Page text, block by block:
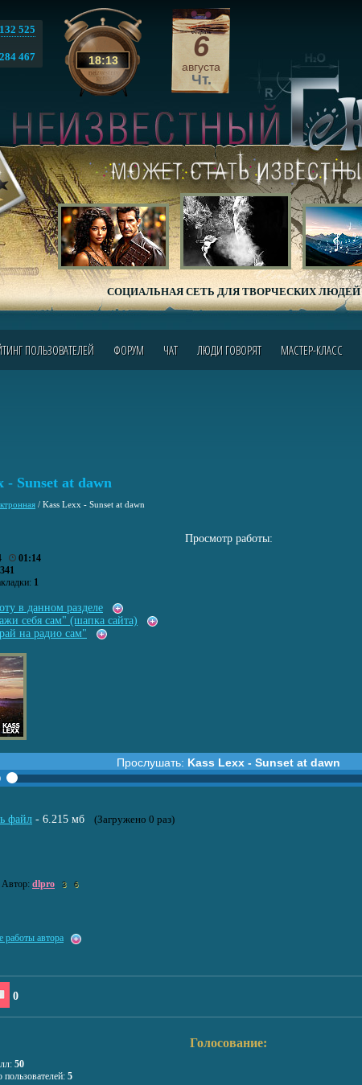
18:13
132 525
467 6
августа
Чт.
СОЦИАЛЬНАЯ СЕТЬ ДЛЯ ТВОРЧЕСКИХ ЛЮДЕЙ
ПОЛЬЗОВАТЕЛЕЙ ФОРУМ ЧАТ ЛЮДИ ГОВОРЯТ МАСТЕР-КЛАСС
- Sunset at dawn
/ Kass Lexx - Sunset at dawn
Просмотр работы:
01:14
1
в данном разделе
себя сам" (шапка сайта)
на радио сам"
Прослушать: Kass Lexx - Sunset at dawn
файл - 6.215 мб (Загружено 0 раз)
Автор: dlpro 3 6
работы автора
0
Голосование:
50
5